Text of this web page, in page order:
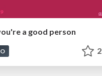
a good person
2